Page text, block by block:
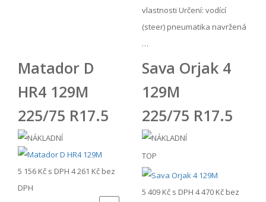
vlastnosti Určení: vodící
(steer) pneumatika navržená
…
Matador D
HR4 129M
225/75 R17.5
5 156 Kč s DPH 4 261 Kč bez
DPH
Sava Orjak 4
129M
225/75 R17.5
TOP
5 409 Kč s DPH 4 470 Kč bez